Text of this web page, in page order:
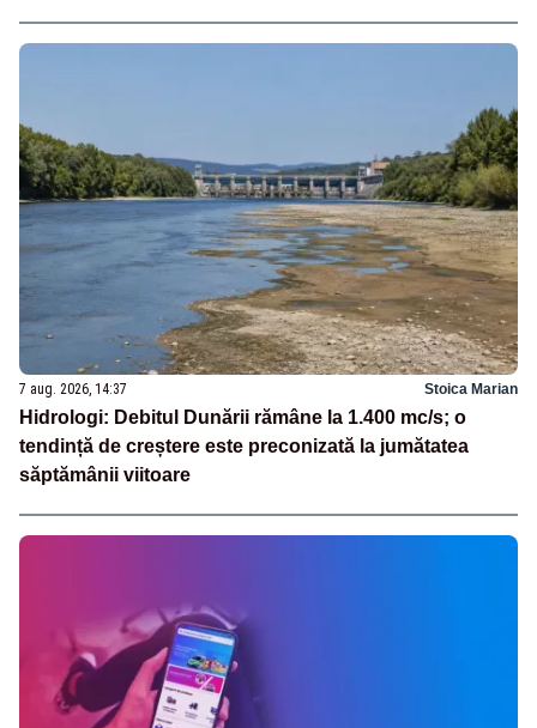
7 aug. 2026, 14:37 Stoica Marian
Hidrologi: Debitul Dunării rămâne la 1.400 mc/s; o
tendință de creștere este preconizată la jumătatea
săptămânii viitoare